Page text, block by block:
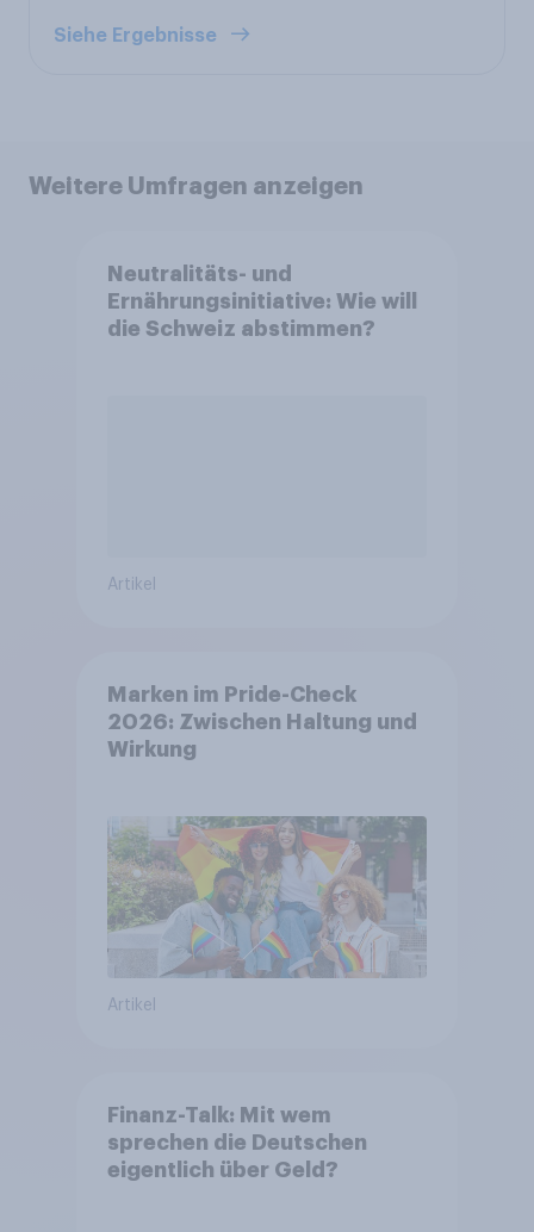
Siehe Ergebnisse
Weitere Umfragen anzeigen
Neutralitäts- und
Ernährungsinitiative: Wie will
die Schweiz abstimmen?
Artikel
Marken im Pride-Check
2026: Zwischen Haltung und
Wirkung
Artikel
Finanz-Talk: Mit wem
sprechen die Deutschen
eigentlich über Geld?